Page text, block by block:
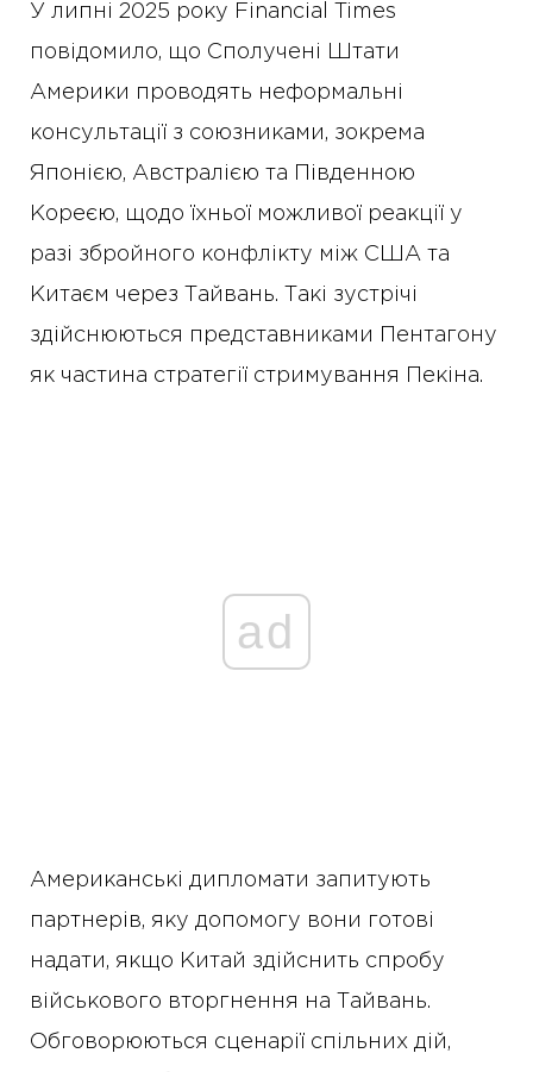
У липні 2025 року Financial Times
повідомило, що Сполучені Штати
Америки проводять неформальні
консультації з союзниками, зокрема
Японією, Австралією та Південною
Кореєю, щодо їхньої можливої реакції у
разі збройного конфлікту між США та
Китаєм через Тайвань. Такі зустрічі
здійснюються представниками Пентагону
як частина стратегії стримування Пекіна.
ad
Американські дипломати запитують
партнерів, яку допомогу вони готові
надати, якщо Китай здійснить спробу
військового вторгнення на Тайвань.
Обговорюються сценарії спільних дій,